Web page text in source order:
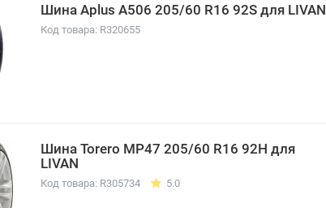
Шина Aplus A506 205/60 R16 92S для LIVAN
Код товара: R320655
Шина Torero MP47 205/60 R16 92H для
LIVAN
Код товара: R305734 5.0